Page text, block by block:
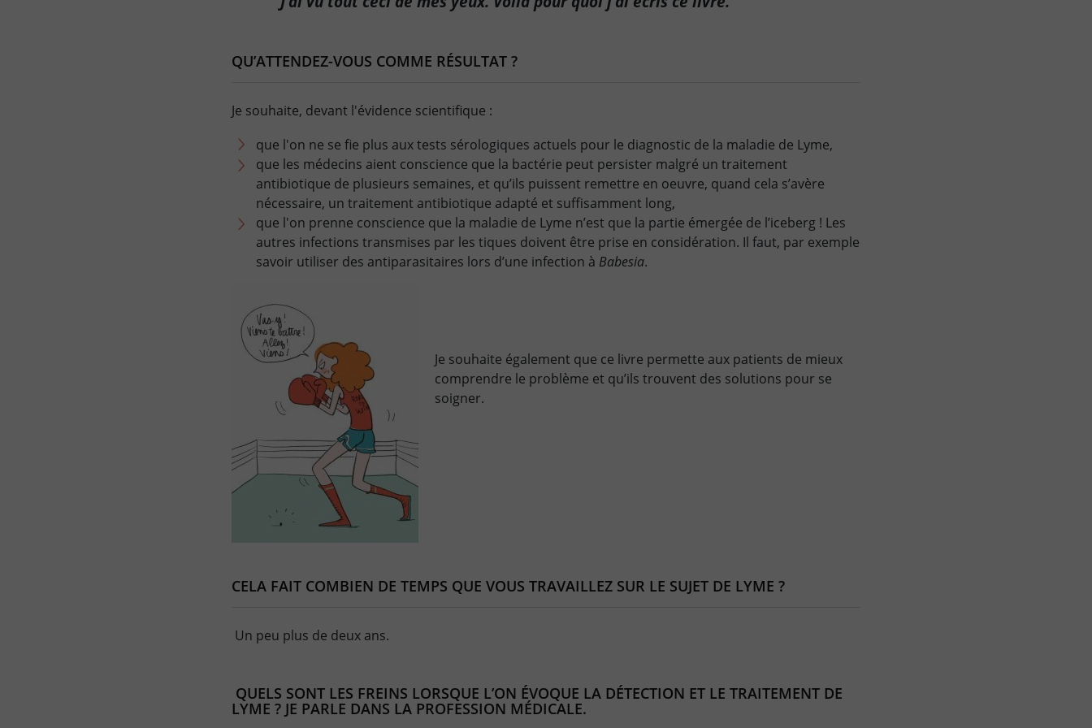
QU’ATTENDEZ-VOUS COMME RÉSULTAT ?
Je souhaite, devant l'évidence scientifique :
que l'on ne se fie plus aux tests sérologiques actuels pour le diagnostic de la maladie de Lyme,
que les médecins aient conscience que la bactérie peut persister malgré un traitement
antibiotique de plusieurs semaines, et qu’ils puissent remettre en oeuvre, quand cela s’avère
nécessaire, un traitement antibiotique adapté et suffisamment long,
que l'on prenne conscience que la maladie de Lyme n’est que la partie émergée de l’iceberg ! Les
autres infections transmises par les tiques doivent être prise en considération. Il faut, par exemple
savoir utiliser des antiparasitaires lors d’une infection à Babesia.
Je souhaite également que ce livre permette aux patients de mieux
comprendre le problème et qu’ils trouvent des solutions pour se
soigner.
CELA FAIT COMBIEN DE TEMPS QUE VOUS TRAVAILLEZ SUR LE SUJET DE LYME ?
Un peu plus de deux ans.
QUELS SONT LES FREINS LORSQUE L’ON ÉVOQUE LA DÉTECTION ET LE TRAITEMENT DE
LYME ? JE PARLE DANS LA PROFESSION MÉDICALE.